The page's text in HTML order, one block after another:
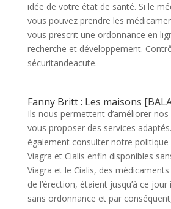
idée de votre état de santé. Si le
vous pouvez prendre les
vous prescrit une ordonnance en
recherche et développement.
sécuritandeacute.
Fanny Britt : Les maisons
Ils nous permettent d’améliorer
vous proposer des services
également consulter notre
Viagra et Cialis enfin disponibles
Viagra et le Cialis, des
de l’érection, étaient jusqu’à ce
sans ordonnance et par